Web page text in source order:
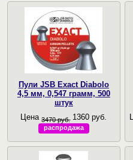
Пули JSB Exact Diabolo
4,5 мм, 0,547 грамм, 500
штук
Цена3470 руб. 1360 руб.
распродажа